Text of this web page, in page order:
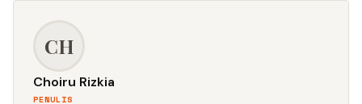
CH
Choiru Rizkia
PENULIS